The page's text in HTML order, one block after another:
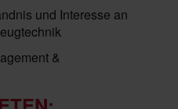
und Interesse an
&